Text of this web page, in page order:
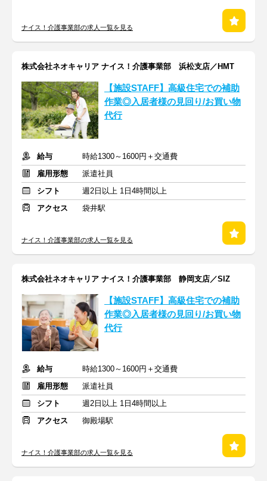
ナイス！介護事業部の求人一覧を見る
株式会社ネオキャリア ナイス！介護事業部 浜松支店／HMT
【施設STAFF】高級住宅での補助
作業◎入居者様の見回り/お買い物
代行
給与
時給1300～1600円＋交通費
雇用形態
派遣社員
シフト
週2日以上 1日4時間以上
アクセス
袋井駅
ナイス！介護事業部の求人一覧を見る
株式会社ネオキャリア ナイス！介護事業部 静岡支店／SIZ
【施設STAFF】高級住宅での補助
作業◎入居者様の見回り/お買い物
代行
給与
時給1300～1600円＋交通費
雇用形態
派遣社員
シフト
週2日以上 1日4時間以上
アクセス
御殿場駅
ナイス！介護事業部の求人一覧を見る